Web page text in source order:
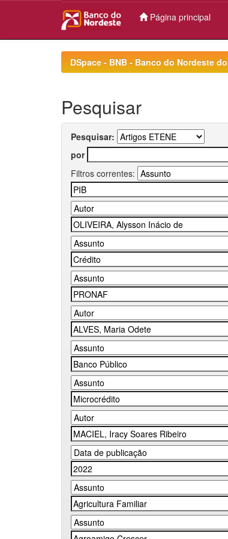
Página principal
DSpace - BNB - Banco do Nordeste
Pesquisar
Pesquisar:
por
Filtros correntes: